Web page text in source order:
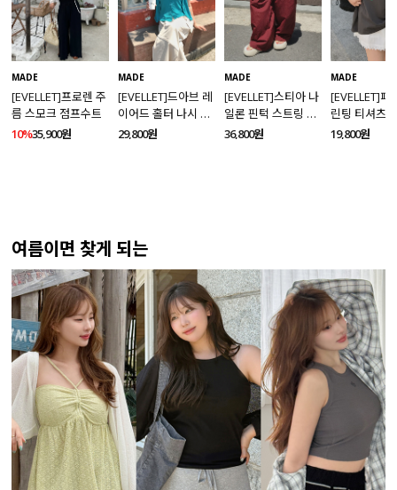
MADE
[EVELLET]프로렌 주
름 스모크 점프수트
10%35,900원
MADE
[EVELLET]드아브 레
이어드 홀터 나시 가
디건 티셔츠
29,800원
MADE
[EVELLET]스티아 나
일론 핀턱 스트링 커
브드 밴딩팬츠
36,800원
MADE
[EVELLET]페
린팅 티셔츠
19,800원
여름이면 찾게 되는